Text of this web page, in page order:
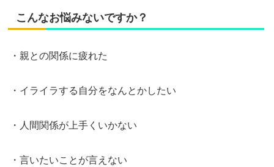
こんなお悩みないですか？
・親との関係に疲れた
・イライラする自分をなんとかしたい
・人間関係が上手くいかない
・言いたいことが言えない